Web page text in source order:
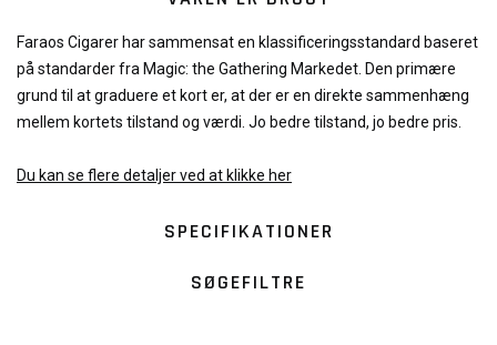
Faraos Cigarer har sammensat en klassificeringsstandard baseret
på standarder fra Magic: the Gathering Markedet. Den primære
grund til at graduere et kort er, at der er en direkte sammenhæng
mellem kortets tilstand og værdi. Jo bedre tilstand, jo bedre pris.
Du kan se flere detaljer ved at klikke her
SPECIFIKATIONER
SØGEFILTRE